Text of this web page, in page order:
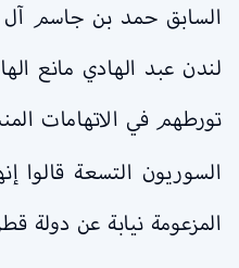
السابق حمد بن جاسم آل
لندن عبد الهادي مانع
تورطهم في الاتهامات
السوريون التسعة قالوا
المزعومة نيابة عن دولة